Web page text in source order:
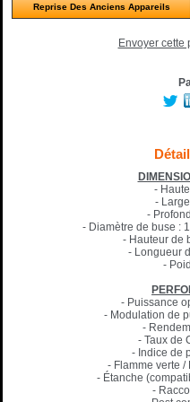
Reprise Des Anciens Appareils
Envoyer cette
-
-
-
- Diamètre de buse :
- Hauteur de
- Longueur
-
- Puissance
- Modulation de
-
- Taux de
- Indice de
- Flamme verte /
- Étanche
-